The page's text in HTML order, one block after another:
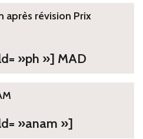
après révision Prix
»ph »] MAD
»anam »]